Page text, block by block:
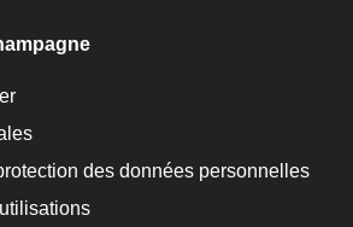
des données personnelles